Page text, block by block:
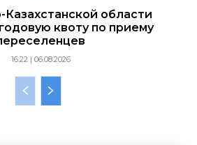
области
квоту по приему
16:22 | 06.08.2026